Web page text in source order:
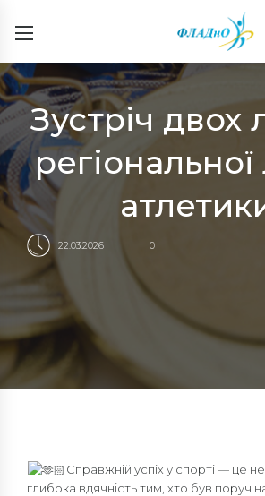
Зустріч двох
регіональної
22.03.2026 0
Справжній успіх у спорті — це
глибока вдячність тим, хто був поруч